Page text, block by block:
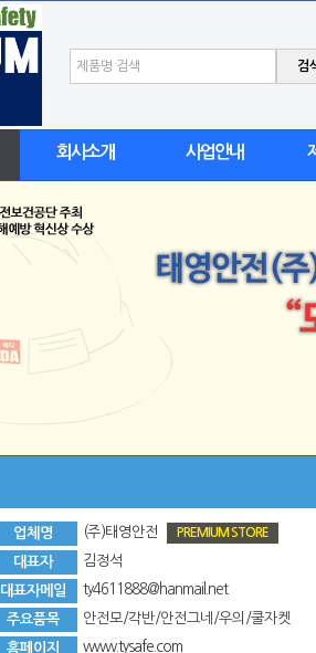
검
회사소개 사업안내
업체명 (주)태영안전 PREMIUM STORE
대표자 김정석
대표자메일 ty4611888@hanmail.net
주요품목 안전모/각반/안전그네/우의/쿨자켓
홈페이지 www.tysafe.com